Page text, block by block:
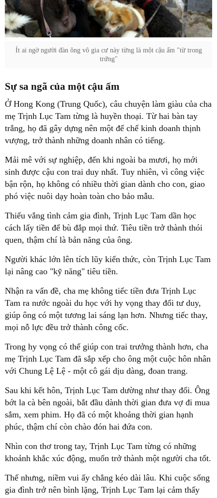
Ít ai ngờ người đàn ông vô gia cư này từng là một cậu ấm "từ trong
trứng"
Sự sa ngã của một cậu ấm
Ở Hong Kong (Trung Quốc), câu chuyện làm giàu của cha
mẹ Trịnh Lục Tam từng là huyền thoại. Từ hai bàn tay
trắng, họ đã gây dựng nên một đế chế kinh doanh thịnh
vượng, trở thành những doanh nhân có tiếng.
Mải mê với sự nghiệp, đến khi ngoài ba mươi, họ mới
sinh được cậu con trai duy nhất. Tuy nhiên, vì công việc
bận rộn, họ không có nhiều thời gian dành cho con, giao
phó việc nuôi dạy hoàn toàn cho bảo mẫu.
Thiếu vắng tình cảm gia đình, Trịnh Lục Tam dần học
cách lấy tiền để bù đắp mọi thứ. Tiêu tiền trở thành thói
quen, thậm chí là bản năng của ông.
Người khác lớn lên tích lũy kiến thức, còn Trịnh Lục Tam
lại nâng cao "kỹ năng" tiêu tiền.
Nhận ra vấn đề, cha mẹ không tiếc tiền đưa Trịnh Lục
Tam ra nước ngoài du học với hy vọng thay đổi tư duy,
giúp ông có một tương lai sáng lạn hơn. Nhưng tiếc thay,
mọi nỗ lực đều trở thành công cốc.
Trong hy vọng có thể giúp con trai trưởng thành hơn, cha
mẹ Trịnh Lục Tam đã sắp xếp cho ông một cuộc hôn nhân
với Chung Lệ Lệ - một cô gái dịu dàng, đoan trang.
Sau khi kết hôn, Trịnh Lục Tam dường như thay đổi. Ông
bớt la cà bên ngoài, bắt đầu dành thời gian đưa vợ đi mua
sắm, xem phim. Họ đã có một khoảng thời gian hạnh
phúc, thậm chí còn chào đón hai đứa con.
Nhìn con thơ trong tay, Trịnh Lục Tam từng có những
khoảnh khắc xúc động, muốn trở thành một người cha tốt.
Thế nhưng, niềm vui ấy chẳng kéo dài lâu. Khi cuộc sống
gia đình trở nên bình lặng, Trịnh Lục Tam lại cảm thấy